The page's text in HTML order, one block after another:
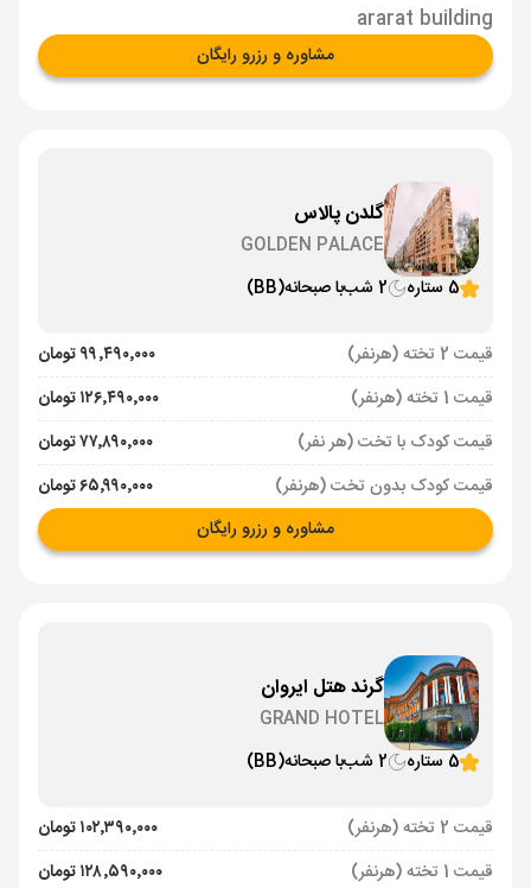
ararat building
مشاوره و رزرو رایگان
گلدن پالاس
GOLDEN PALACE
5 ستاره
2 شب با صبحانه(BB)
قیمت 2 تخته (هرنفر)
۹۹٬۴۹۰٬۰۰۰ تومان
قیمت 1 تخته (هرنفر)
۱۲۶٬۴۹۰٬۰۰۰ تومان
قیمت کودک با تخت (هر نفر)
۷۷٬۸۹۰٬۰۰۰ تومان
قیمت کودک بدون تخت (هرنفر)
۶۵٬۹۹۰٬۰۰۰ تومان
مشاوره و رزرو رایگان
گرند هتل ایروان
GRAND HOTEL
5 ستاره
2 شب با صبحانه(BB)
قیمت 2 تخته (هرنفر)
۱۰۲٬۳۹۰٬۰۰۰ تومان
قیمت 1 تخته (هرنفر)
۱۲۸٬۵۹۰٬۰۰۰ تومان